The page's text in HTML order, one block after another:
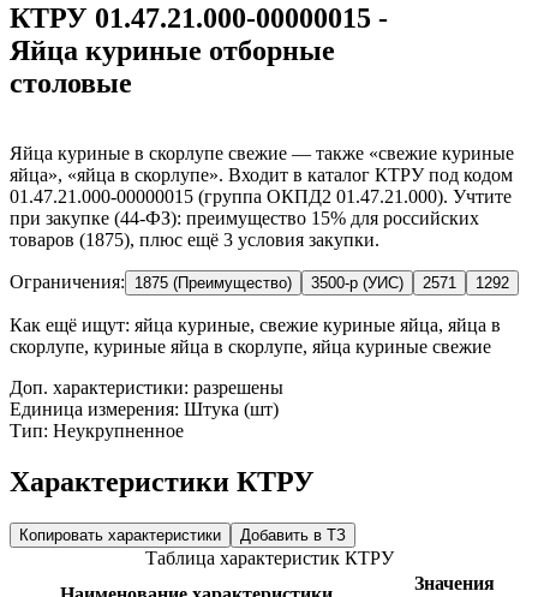
КТРУ 01.47.21.000-00000015 -
Яйца куриные отборные
столовые
Яйца куриные в скорлупе свежие — также «свежие куриные
яйца», «яйца в скорлупе». Входит в каталог КТРУ под кодом
01.47.21.000-00000015 (группа ОКПД2 01.47.21.000). Учтите
при закупке (44-ФЗ): преимущество 15% для российских
товаров (1875), плюс ещё 3 условия закупки.
Ограничения: 1875 (Преимущество) 3500-р (УИС) 2571 1292
Как ещё ищут: яйца куриные, свежие куриные яйца, яйца в
скорлупе, куриные яйца в скорлупе, яйца куриные свежие
Доп. характеристики: разрешены
Единица измерения: Штука (шт)
Тип: Неукрупненное
Характеристики КТРУ
Копировать характеристики Добавить в ТЗ
Таблица характеристик КТРУ
Значения